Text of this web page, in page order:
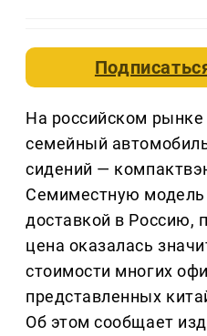
На российском
семейный
сидений —
Семиместную модель
доставкой в Россию,
цена оказалась
стоимости многих
представленных
Об этом сообщает